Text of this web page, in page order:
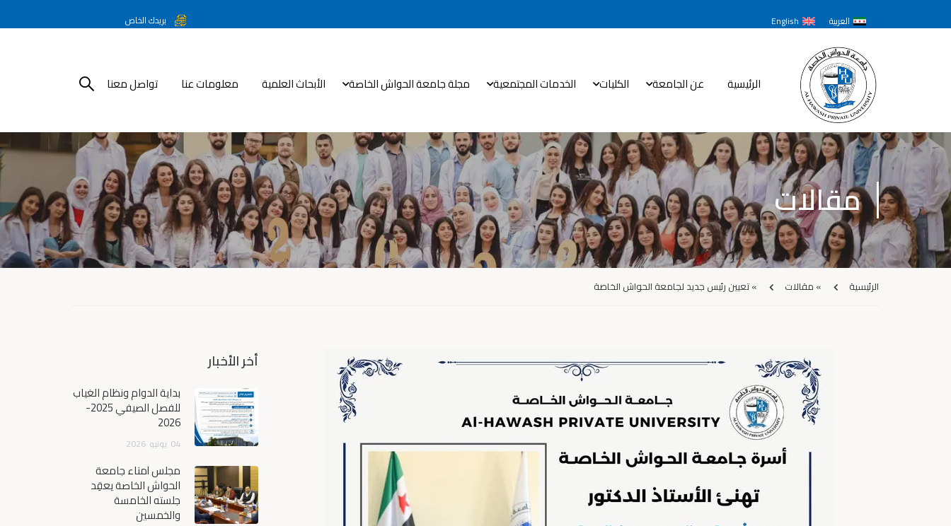
العربية English بريدك الخاص
الرئيسية عن الجامعة الكليات الخدمات المجتمعية مجلة جامعة الحواش الخاصة الأبحاث العلمية معلومات عنا تواصل معنا
مقالات
الرئيسية » مقالات »تعيين رئيس جديد لجامعة الحواش الخاصة
أخر الأخبار
بداية الدوام ونظام الغياب
للفصل الصيفي 2025-
2026
04 يونيو 2026
مجلس أمناء جامعة
الحواش الخاصة يعقِد
جلسته الخامسة
والخمسين